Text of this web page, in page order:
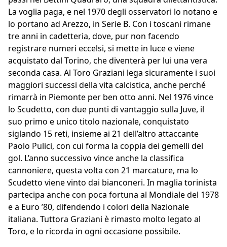
La voglia paga, e nel 1970 degli osservatori lo notano e
lo portano ad Arezzo, in Serie B. Con i toscani rimane
tre anni in cadetteria, dove, pur non facendo
registrare numeri eccelsi, si mette in luce e viene
acquistato dal Torino, che diventerà per lui una vera
seconda casa. Al Toro Graziani lega sicuramente i suoi
maggiori successi della vita calcistica, anche perché
rimarrà in Piemonte per ben otto anni. Nel 1976 vince
lo Scudetto, con due punti di vantaggio sulla Juve, il
suo primo e unico titolo nazionale, conquistato
siglando 15 reti, insieme ai 21 dell’altro attaccante
Paolo Pulici, con cui forma la coppia dei gemelli del
gol. L’anno successivo vince anche la classifica
cannoniere, questa volta con 21 marcature, ma lo
Scudetto viene vinto dai bianconeri. In maglia torinista
partecipa anche con poca fortuna al Mondiale del 1978
e a Euro ’80, difendendo i colori della Nazionale
italiana. Tuttora Graziani è rimasto molto legato al
Toro, e lo ricorda in ogni occasione possibile.